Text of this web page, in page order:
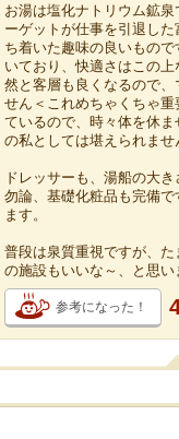
お湯は塩化ナトリウム鉱
ーゲットが仕事を引退し
ち着いた趣味の良いもの
いており、快適さはこの
然と客層も良くなるので
せん＜これめちゃくちゃ
ているので、時々体を休
の私としては堪えられませ
ドレッサーも、湯船の大
勿論、基礎化粧品も完備
ます。
普段は泉質重視ですが、
の施設もいいな～、と思い
参考になった！